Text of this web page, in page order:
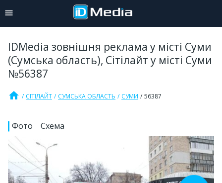
IDMedia зовнішня реклама у місті Суми
(Сумська область), Сітілайт у місті Суми
№56387
home СІТІЛАЙТ СУМСЬКА ОБЛАСТЬ СУМИ 56387
Фото Схема